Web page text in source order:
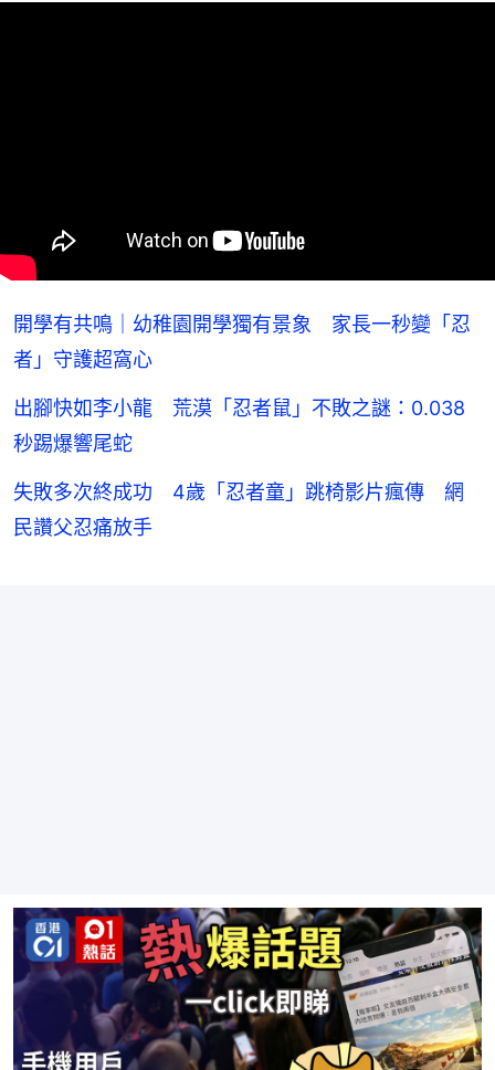
開學有共鳴｜幼稚園開學獨有景象 家長一秒變「忍
者」守護超窩心
出腳快如李小龍 荒漠「忍者鼠」不敗之謎：0.038
秒踢爆響尾蛇
失敗多次終成功 4歲「忍者童」跳椅影片瘋傳 網
民讚父忍痛放手